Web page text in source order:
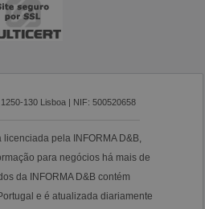
130 Lisboa | NIF: 500520658
licenciada pela INFORMA D&B,
para negócios há mais de
da INFORMA D&B contém
e é atualizada diariamente